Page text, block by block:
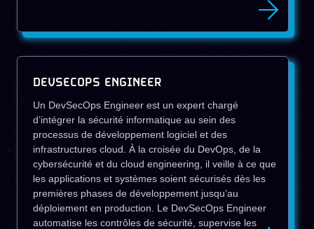
DEVSECOPS ENGINEER
Un DevSecOps Engineer est un expert chargé
d’intégrer la sécurité informatique au sein des
processus de développement logiciel et des
infrastructures cloud. À la croisée du DevOps, de la
cybersécurité et du cloud engineering, il veille à ce que
les applications et systèmes soient sécurisés dès les
premières phases de développement jusqu’au
déploiement en production. Le DevSecOps Engineer
automatise les contrôles de sécurité, supervise les